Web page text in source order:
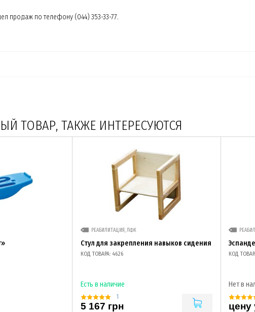
продаж по телефону (044) 353-33-77.
ТОВАР, ТАКЖЕ ИНТЕРЕСУЮТСЯ
РЕАБИЛИТАЦИЯ, ЛФК
Стул для закрепления навыков сидения
КОД ТОВАРА: 4626
Есть в наличие
1
5 167 грн
КОД
Нет в
цену